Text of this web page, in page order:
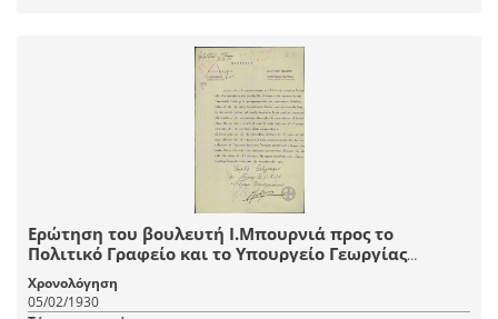
Ερώτηση του βουλευτή Ι.Μπουρνιά προς το
Πολιτικό Γραφείο και το Υπουργείο Γεωργίας
σχετικά με τη χορήγηση δανείων προς τους
γεωκτηματίες και τους κτηνοτρόφους Ευβοίας.
Χρονολόγηση
05/02/1930